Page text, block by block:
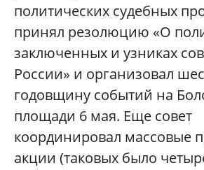
политических судебных
принял резолюцию «О
заключенных и узниках
России» и организовал
годовщину событий на
площади 6 мая. Еще совет
координировал массовые
акции (таковых было